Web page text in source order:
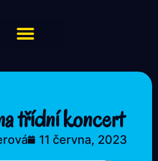
třídní koncert
11 června, 2023